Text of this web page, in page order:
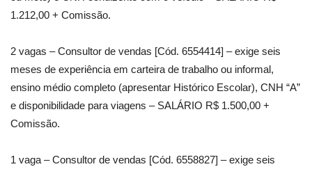
1.212,00 + Comissão.
2 vagas – Consultor de vendas [Cód. 6554414] – exige seis
meses de experiência em carteira de trabalho ou informal,
ensino médio completo (apresentar Histórico Escolar), CNH “A”
e disponibilidade para viagens – SALÁRIO R$ 1.500,00 +
Comissão.
1 vaga – Consultor de vendas [Cód. 6558827] – exige seis